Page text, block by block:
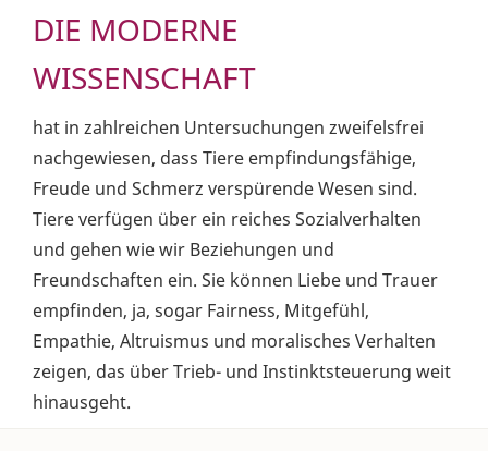
DIE MODERNE
WISSENSCHAFT
hat in zahlreichen Untersuchungen zweifelsfrei
nachgewiesen, dass Tiere empfindungsfähige,
Freude und Schmerz verspürende Wesen sind.
Tiere verfügen über ein reiches Sozialverhalten
und gehen wie wir Beziehungen und
Freundschaften ein. Sie können Liebe und Trauer
empfinden, ja, sogar Fairness, Mitgefühl,
Empathie, Altruismus und moralisches Verhalten
zeigen, das über Trieb- und Instinktsteuerung weit
hinausgeht.